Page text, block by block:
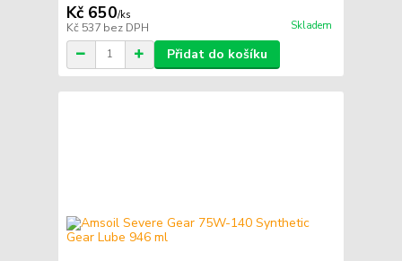
Kč 650/ks
Kč 537 bez DPH Skladem
Přidat do košíku